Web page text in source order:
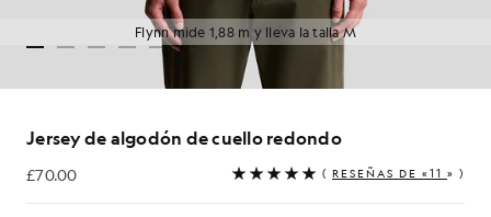
Flynn mide 1,88 m y lleva la talla M
Jersey de algodón de cuello redondo
£70.00
£70.00 ( RESEÑAS DE «11 » )